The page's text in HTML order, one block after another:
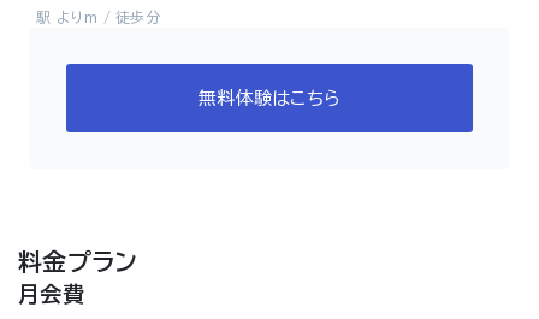
駅 よりm / 徒歩分
無料体験はこちら
料金プラン
月会費